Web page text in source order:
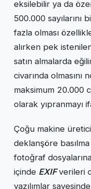
eksilebilir ya da
500.000 sayılarını
fazla olması
alırken pek
satın almalarda
civarında
maksimum 20.000
olarak yıpranmayı
Çoğu makine
deklanşöre basılma
fotoğraf
içinde EXIFverileri
yazılımlar